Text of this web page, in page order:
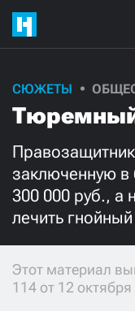
СЮЖЕТЫ
заключенную в
300 000 руб., а
лечить
Этот материал
114 от 12
Ежемесячно
3000
500